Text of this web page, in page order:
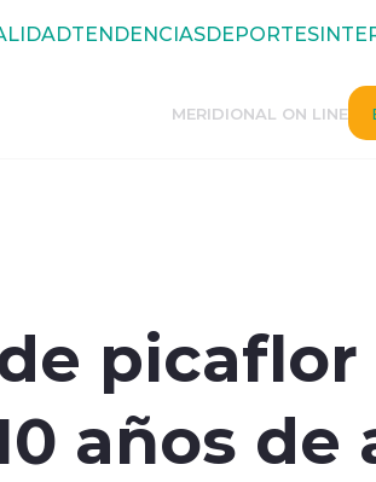
TENDENCIASDEPORTES
MERIDIONAL ON LINE
años de